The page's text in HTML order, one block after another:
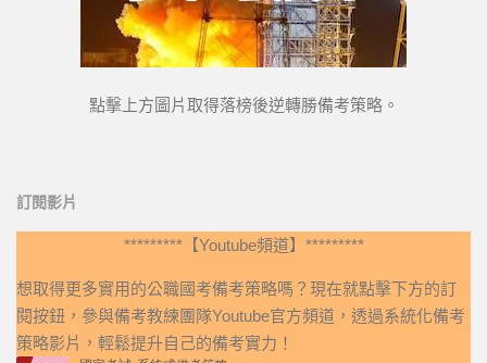
點擊上方圖片取得落榜後逆轉勝備考策略。
訂閱影片
*********【Youtube頻道】*********
想取得更多實用的公職國考備考策略嗎？現在就點擊下方的訂
閱按鈕，參與備考教練團隊Youtube官方頻道，透過系統化備考
策略影片，輕鬆提升自己的備考實力！